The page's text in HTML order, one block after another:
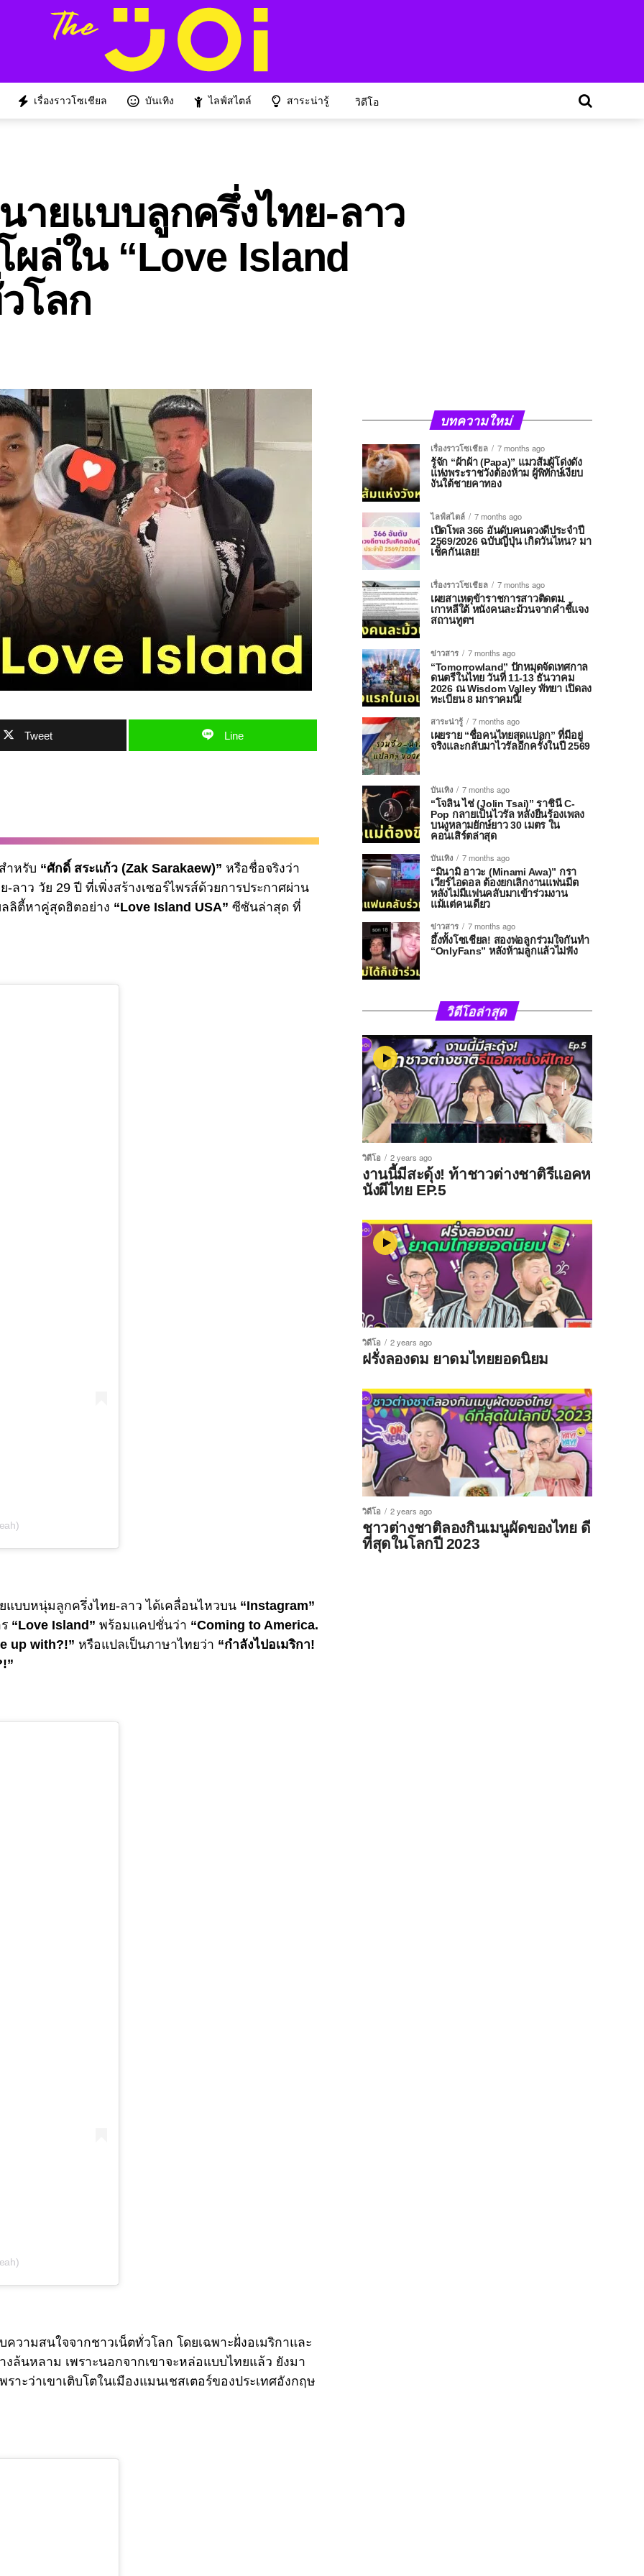
เรื่องราวโซเชียล บันเทิง ไลฟ์สไตล์ สาระน่ารู้ วิดีโอ
ายแบบลูกครึ่งไทย-ลาว
ผล่ใน “Love Island
โลก
Tweet Line
ำหรับ “ศักดิ์ สระแก้ว (Zak Sarakaew)” หรือชื่อจริงว่า
ลาว วัย 29 ปี ที่เพิ่งสร้างเซอร์ไพรส์ด้วยการประกาศผ่าน
ลลิตี้หาคู่สุดฮิตอย่าง “Love Island USA” ซีซันล่าสุด ที่
แบบหนุ่มลูกครึ่งไทย-ลาว ได้เคลื่อนไหวบน “Instagram”
“Love Island” พร้อมแคปชั่นว่า “Coming to America.
up with?!” หรือแปลเป็นภาษาไทยว่า “กำลังไปอเมริกา!
วามสนใจจากชาวเน็ตทั่วโลก โดยเฉพาะฝั่งอเมริกาและ
ล้นหลาม เพราะนอกจากเขาจะหล่อแบบไทยแล้ว ยังมา
ะว่าเขาเติบโตในเมืองแมนเชสเตอร์ของประเทศอังกฤษ
บทความใหม่
เรื่องราวโซเชียล
7 months ago
รู้จัก “ผ้าผ้า (Papa)” แมวส้มผู้โด่งดัง
แห่งพระราชวังต้องห้าม ผู้พิทักษ์เงียบ
งันใต้ชายคาทอง
ไลฟ์สไตล์
7 months ago
เปิดโพล 366 อันดับคนดวงดีประจำปี
2569/2026 ฉบับญี่ปุ่น เกิดวันไหน? มา
เช็คกันเลย!
เรื่องราวโซเชียล
7 months ago
เผยสาเหตุข้าราชการสาวติดตม.
เกาหลีใต้ หนังคนละม้วนจากคำชี้แจง
สถานทูตฯ
ข่าวสาร
7 months ago
“Tomorrowland” ปักหมุดจัดเทศกาล
ดนตรีในไทย วันที่ 11-13 ธันวาคม
2026 ณ Wisdom Valley พัทยา เปิดลง
ทะเบียน 8 มกราคมนี้!
สาระน่ารู้
7 months ago
เผยราย “ชื่อคนไทยสุดแปลก” ที่มีอยู่
จริงและกลับมาไวรัลอีกครั้งในปี 2569
บันเทิง
7 months ago
“โจลิน ไช่ (Jolin Tsai)” ราชินี C-
Pop กลายเป็นไวรัล หลังยืนร้องเพลง
บนงูหลามยักษ์ยาว 30 เมตร ใน
คอนเสิร์ตล่าสุด
บันเทิง
7 months ago
“มินามิ อาวะ (Minami Awa)” กรา
เวียร์ไอดอล ต้องยกเลิกงานแฟนมีต
หลังไม่มีแฟนคลับมาเข้าร่วมงาน
แม้แต่คนเดียว
ข่าวสาร
7 months ago
อึ้งทั้งโซเชียล! สองพ่อลูกร่วมใจกันทำ
“OnlyFans” หลังห้ามลูกแล้วไม่ฟัง
วิดีโอล่าสุด
วิดีโอ 2 years ago
งานนี้มีสะดุ้ง! ท้าชาวต่างชาติรีแอคห
นังผีไทย EP.5
วิดีโอ 2 years ago
ฝรั่งลองดม ยาดมไทยยอดนิยม
วิดีโอ 2 years ago
ชาวต่างชาติลองกินเมนูผัดของไทย ดี
ที่สุดในโลกปี 2023